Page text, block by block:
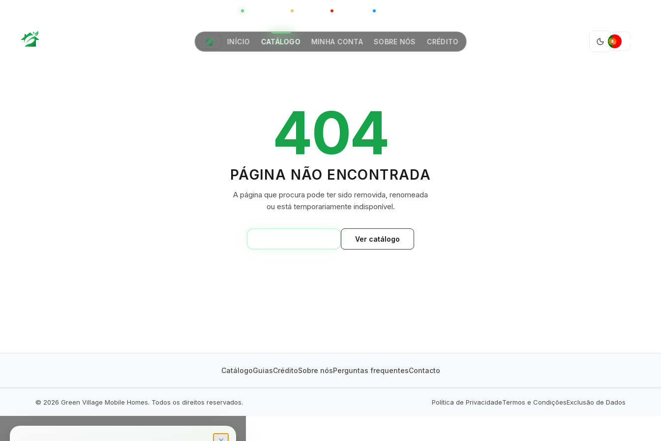
GLOBAL CHINA
INÍCIO CATÁLOGO MINHA CONTA SOBRE NÓS CRÉDITO
GREEN VILLAGE
404
PÁGINA NÃO ENCONTRADA
A página que procura pode ter sido removida, renomeada
ou está temporariamente indisponível.
Ver catálogo
CatálogoGuiasCréditoSobre nósPerguntas frequentesContacto
© 2026 Green Village Mobile Homes. Todos os direitos reservados. Política de PrivacidadeTermos e CondiçõesExclusão de Dados